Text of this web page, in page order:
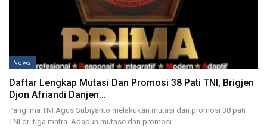
News
Daftar Lengkap Mutasi Dan Promosi 38 Pati TNI, Brigjen
Djon Afriandi Danjen…
Panglima TNI Agus Subiyanto melakukan mutasi dan promosi 38 pati
TNI dri tiga matra. Adapun mutase dan promosi…